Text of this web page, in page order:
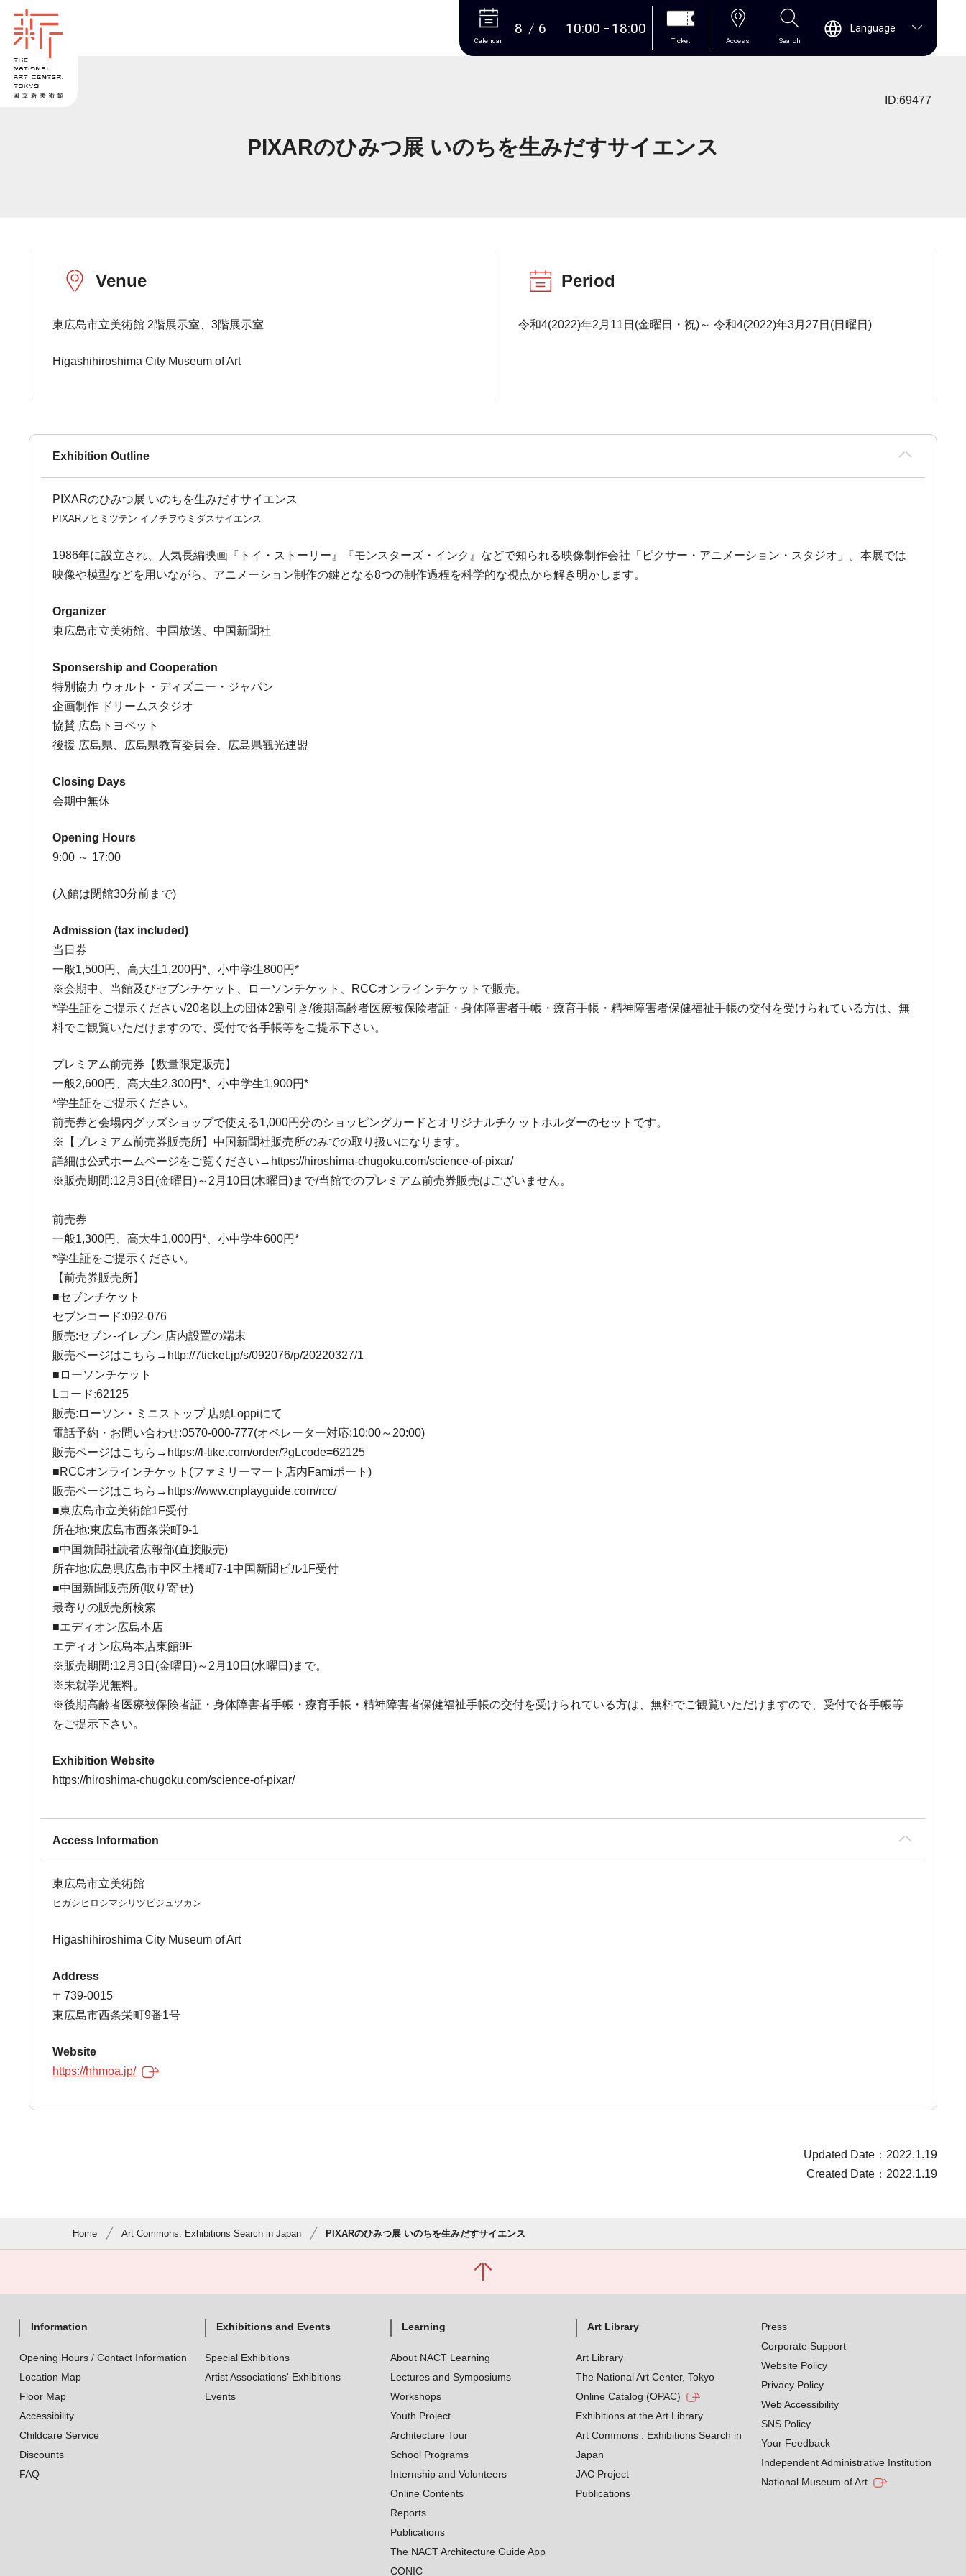
More
Calendar
8 6 10:00 18:00
Ticket Access Search
Language
ID:69477
PIXARのひみつ展 いのちを生みだすサイエンス
Venue
東広島市立美術館 2階展示室、3階展示室
Higashihiroshima City Museum of Art
Period
令和4(2022)年2月11日(金曜日・祝)～ 令和4(2022)年3月27日(日曜日)
Exhibition Outline
PIXARのひみつ展 いのちを生みだすサイエンス
PIXARノヒミツテン イノチヲウミダスサイエンス
1986年に設立され、人気長編映画『トイ・ストーリー』『モンスターズ・インク』などで知られる映像制作会社「ピクサー・アニメーション・スタジオ」。本展では
映像や模型などを用いながら、アニメーション制作の鍵となる8つの制作過程を科学的な視点から解き明かします。
Organizer
東広島市立美術館、中国放送、中国新聞社
Sponsership and Cooperation
特別協力 ウォルト・ディズニー・ジャパン
企画制作 ドリームスタジオ
協賛 広島トヨペット
後援 広島県、広島県教育委員会、広島県観光連盟
Closing Days
会期中無休
Opening Hours
9:00 ～ 17:00
(入館は閉館30分前まで)
Admission (tax included)
当日券
一般1,500円、高大生1,200円*、小中学生800円*
※会期中、当館及びセブンチケット、ローソンチケット、RCCオンラインチケットで販売。
*学生証をご提示ください/20名以上の団体2割引き/後期高齢者医療被保険者証・身体障害者手帳・療育手帳・精神障害者保健福祉手帳の交付を受けられている方は、無
料でご観覧いただけますので、受付で各手帳等をご提示下さい。
プレミアム前売券【数量限定販売】
一般2,600円、高大生2,300円*、小中学生1,900円*
*学生証をご提示ください。
前売券と会場内グッズショップで使える1,000円分のショッピングカードとオリジナルチケットホルダーのセットです。
※【プレミアム前売券販売所】中国新聞社販売所のみでの取り扱いになります。
詳細は公式ホームページをご覧ください→https://hiroshima-chugoku.com/science-of-pixar/
※販売期間:12月3日(金曜日)～2月10日(木曜日)まで/当館でのプレミアム前売券販売はございません。
前売券
一般1,300円、高大生1,000円*、小中学生600円*
*学生証をご提示ください。
【前売券販売所】
■セブンチケット
セブンコード:092-076
販売:セブン-イレブン 店内設置の端末
販売ページはこちら→http://7ticket.jp/s/092076/p/20220327/1
■ローソンチケット
Lコード:62125
販売:ローソン・ミニストップ 店頭Loppiにて
電話予約・お問い合わせ:0570-000-777(オペレーター対応:10:00～20:00)
販売ページはこちら→https://l-tike.com/order/?gLcode=62125
■RCCオンラインチケット(ファミリーマート店内Famiポート)
販売ページはこちら→https://www.cnplayguide.com/rcc/
■東広島市立美術館1F受付
所在地:東広島市西条栄町9-1
■中国新聞社読者広報部(直接販売)
所在地:広島県広島市中区土橋町7-1中国新聞ビル1F受付
■中国新聞販売所(取り寄せ)
最寄りの販売所検索
■エディオン広島本店
エディオン広島本店東館9F
※販売期間:12月3日(金曜日)～2月10日(水曜日)まで。
※未就学児無料。
※後期高齢者医療被保険者証・身体障害者手帳・療育手帳・精神障害者保健福祉手帳の交付を受けられている方は、無料でご観覧いただけますので、受付で各手帳等
をご提示下さい。
Exhibition Website
https://hiroshima-chugoku.com/science-of-pixar/
Access Information
東広島市立美術館
ヒガシヒロシマシリツビジュツカン
Higashihiroshima City Museum of Art
Address
〒739-0015
東広島市西条栄町9番1号
Website
https://hhmoa.jp/
Updated Date：2022.1.19
Created Date：2022.1.19
Home Art Commons: Exhibitions Search in Japan PIXARのひみつ展 いのちを生みだすサイエンス
Information
Opening Hours / Contact Information
Location Map
Floor Map
Accessibility
Childcare Service
Discounts
FAQ
Exhibitions and Events
Special Exhibitions
Artist Associations' Exhibitions
Events
Learning
About NACT Learning
Lectures and Symposiums
Workshops
Youth Project
Architecture Tour
School Programs
Internship and Volunteers
Online Contents
Reports
Publications
The NACT Architecture Guide App
CONIC
Art Library
Art Library
The National Art Center, Tokyo
Online Catalog (OPAC)
Exhibitions at the Art Library
Art Commons : Exhibitions Search in
Japan
JAC Project
Publications
Press
Corporate Support
Website Policy
Privacy Policy
Web Accessibility
SNS Policy
Your Feedback
Independent Administrative Institution
National Museum of Art